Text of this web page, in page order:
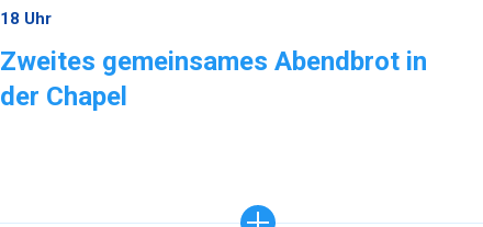
18 Uhr
Zweites gemeinsames Abendbrot in
der Chapel